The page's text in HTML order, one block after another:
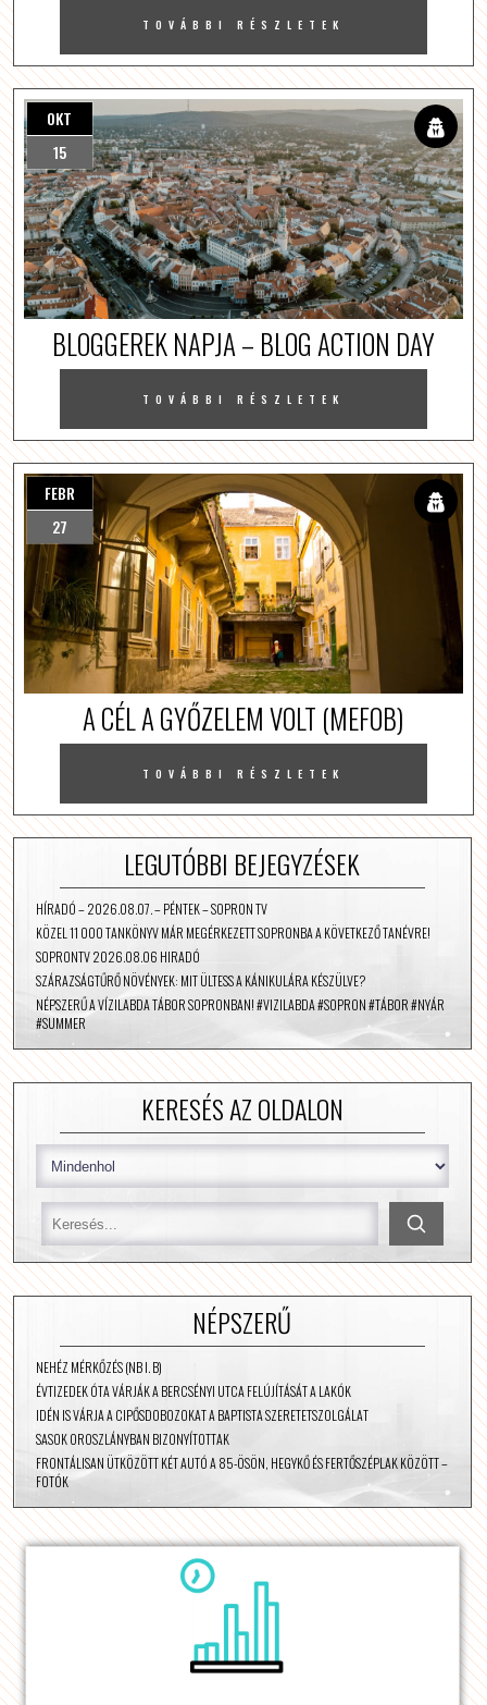
TOVÁBBI RÉSZLETEK
OKT
15
BLOGGEREK NAPJA – BLOG ACTION DAY
TOVÁBBI RÉSZLETEK
FEBR
27
A CÉL A GYŐZELEM VOLT (MEFOB)
TOVÁBBI RÉSZLETEK
LEGUTÓBBI BEJEGYZÉSEK
HÍRADÓ – 2026.08.07. – PÉNTEK – SOPRON TV
KÖZEL 11 000 TANKÖNYV MÁR MEGÉRKEZETT SOPRONBA A KÖVETKEZŐ TANÉVRE!
SOPRONTV 2026.08.06 HIRADÓ
SZÁRAZSÁGTŰRŐ NÖVÉNYEK: MIT ÜLTESS A KÁNIKULÁRA KÉSZÜLVE?
NÉPSZERŰ A VÍZILABDA TÁBOR SOPRONBAN! #VIZILABDA #SOPRON #TÁBOR #NYÁR
#SUMMER
KERESÉS AZ OLDALON
NÉPSZERŰ
NEHÉZ MÉRKŐZÉS (NB I. B)
ÉVTIZEDEK ÓTA VÁRJÁK A BERCSÉNYI UTCA FELÚJÍTÁSÁT A LAKÓK
IDÉN IS VÁRJA A CIPŐSDOBOZOKAT A BAPTISTA SZERETETSZOLGÁLAT
SASOK OROSZLÁNYBAN BIZONYÍTOTTAK
FRONTÁLISAN ÜTKÖZÖTT KÉT AUTÓ A 85-ÖSÖN, HEGYKŐ ÉS FERTŐSZÉPLAK KÖZÖTT –
FOTÓK